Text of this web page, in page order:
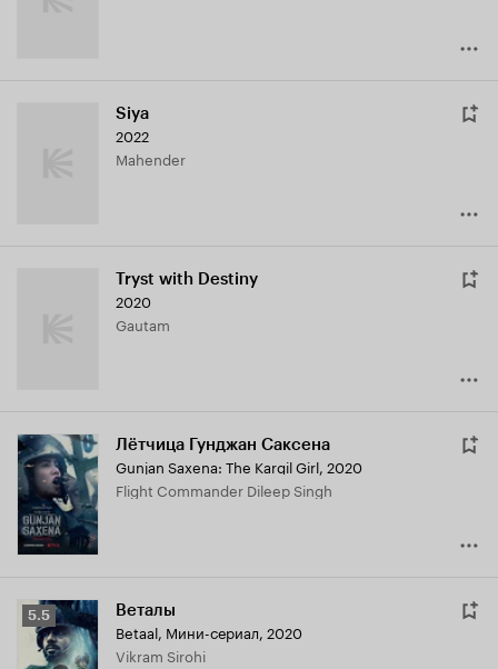
Siya
2022
Mahender
Tryst with Destiny
2020
Gautam
Лётчица Гунджан Саксена
Gunjan Saxena: The Kargil Girl, 2020
Flight Commander Dileep Singh
Рейтинг
Кинопоиска
5.5
5.5 Веталы
Betaal, Мини-сериал, 2020
Vikram Sirohi